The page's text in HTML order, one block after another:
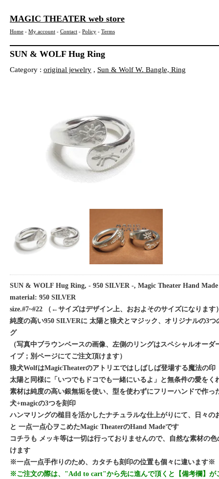
MAGIC THEATER web store
Home - My account - Contact - Policy - Terms
SUN & WOLF Hug Ring
Category : original jewelry , Sun & Wolf W. Bangle, Ring
SUN & WOLF Hug Ring, - 950 SILVER -, Magic Theater Hand
material: 950 SILVER
size.#7~#22 （←サイズはデザイン上、おおよそのサイズになります
純度の高い950 SILVERに 太陽と狼犬とマジック、オリジナルの3つ
グ
（写真中ブラウンベースの画像、左側のリングはスペシャルオーダ
イプ；別ページにてご注文頂けます）
狼犬WolfはMagicTheaterのアトリエではしばしば登場する魔法の印
太陽と同様に「いつでもドコでも一緒にいるよ」と無条件の愛をく
素材は純度の高い銀無垢を使い、型を使わずにフリーハンドで作っ
犬+magicの3つを刻印
ハンマリングの槌目を活かしたナチュラルな仕上がりにて、日々の
と 一点一点心ヲこめたMagic TheaterのHand Madeです
コチラも メッキ等は一切は行っておりませんので、自然な素材の
けます
※一点一点手作りのため、カタチも刻印の位置も個々に違います※
※ご注文の際は、"Add to cart"から先に進んで頂くと【備考欄】が